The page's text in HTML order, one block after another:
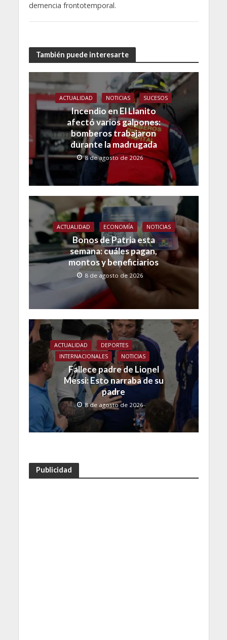
demencia frontotemporal.
También puede interesarte
ACTUALIDAD NOTICIAS SUCESOS
Incendio en El Llanito
afectó varios galpones:
bomberos trabajaron
durante la madrugada
8 de agosto de 2026
ACTUALIDAD ECONOMÍA NOTICIAS
Bonos de Patria esta
semana: cuáles pagan,
montos y beneficiarios
8 de agosto de 2026
ACTUALIDAD
DEPORTES
INTERNACIONALES
NOTICIAS
Fallece padre de Lionel
Messi: Esto narraba de su
padre
8 de agosto de 2026
Publicidad